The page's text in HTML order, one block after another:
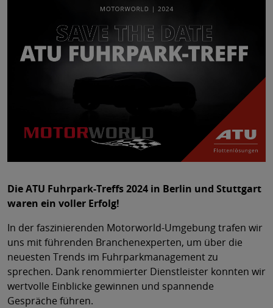
Die ATU Fuhrpark-Treffs 2024 in Berlin und Stuttgart
waren ein voller Erfolg!
In der faszinierenden Motorworld-Umgebung trafen wir
uns mit führenden Branchenexperten, um über die
neuesten Trends im Fuhrparkmanagement zu
sprechen. Dank renommierter Dienstleister konnten wir
wertvolle Einblicke gewinnen und spannende
Gespräche führen.